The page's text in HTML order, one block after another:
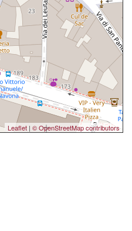
Leaflet | © OpenStreetMap contributors